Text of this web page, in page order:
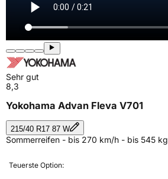
Sehr gut
8,3
Yokohama Advan Fleva V701
215/40 R17 87 W
Sommerreifen - bis 270 km/h - bis 545 kg
Teuerste Option: